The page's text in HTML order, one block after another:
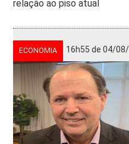
relação ao piso atual
ECONOMIA 16h55 de 04/